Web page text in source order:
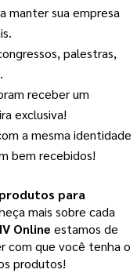
manter sua empresa
palestras,
receber um
exclusiva!
a mesma identidade
bem recebidos!
para
mais sobre cada
Online estamos de
com que você tenha o
produtos!